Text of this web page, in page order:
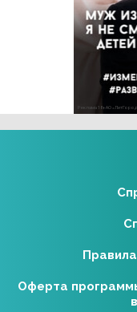
Реклама 18+ АО
Оферта